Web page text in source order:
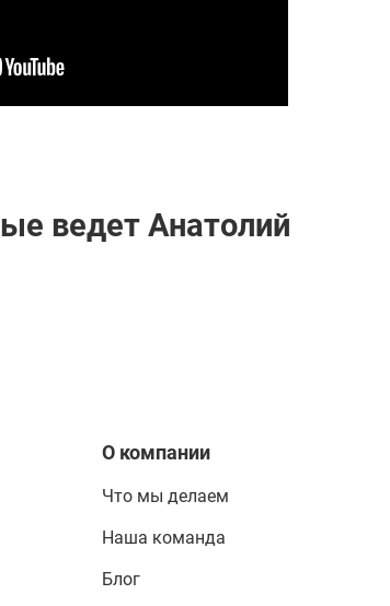
ведет Анатолий
О компании
Что мы делаем
Наша команда
Блог